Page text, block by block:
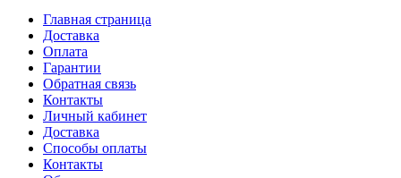
Главная страница
Доставка
Оплата
Гарантии
Обратная связь
Контакты
Личный кабинет
Доставка
Способы оплаты
Контакты